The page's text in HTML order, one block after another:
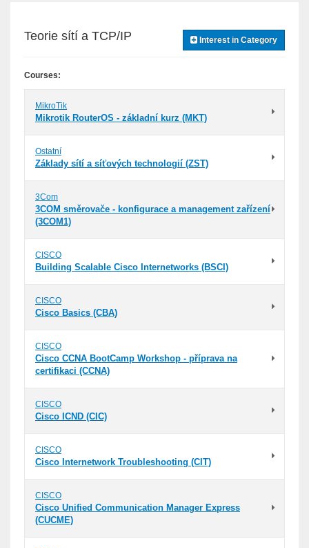
Interest in Category
Teorie sítí a TCP/IP
Courses:
MikroTik
Mikrotik RouterOS - základní kurz (MKT)
Ostatní
Základy sítí a síťových technologií (ZST)
3Com
3COM směrovače - konfigurace a management zařízení
(3COM1)
CISCO
Building Scalable Cisco Internetworks (BSCI)
CISCO
Cisco Basics (CBA)
CISCO
Cisco CCNA BootCamp Workshop - příprava na
certifikaci (CCNA)
CISCO
Cisco ICND (CIC)
CISCO
Cisco Internetwork Troubleshooting (CIT)
CISCO
Cisco Unified Communication Manager Express
(CUCME)